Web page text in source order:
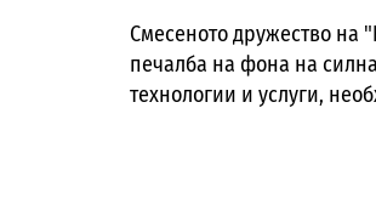
Смесеното дружество на
печалба на фона на
технологии и услуги,